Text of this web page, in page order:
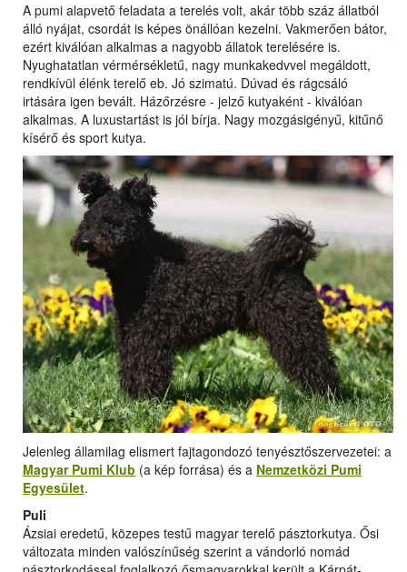
A pumi alapvető feladata a terelés volt, akár több száz állatból
álló nyájat, csordát is képes önállóan kezelni. Vakmerően bátor,
ezért kiválóan alkalmas a nagyobb állatok terelésére is.
Nyughatatlan vérmérsékletű, nagy munkakedvvel megáldott,
rendkívül élénk terelő eb. Jó szimatú. Dúvad és rágcsáló
irtására igen bevált. Házőrzésre - jelző kutyaként - kiválóan
alkalmas. A luxustartást is jól bírja. Nagy mozgásigényű, kitűnő
kísérő és sport kutya.
Jelenleg államilag elismert fajtagondozó tenyésztőszervezetei: a
Magyar Pumi Klub (a kép forrása) és a Nemzetközi Pumi
Egyesület.
Puli
Ázsiai eredetű, közepes testű magyar terelő pásztorkutya. Ősi
változata minden valószínűség szerint a vándorló nomád